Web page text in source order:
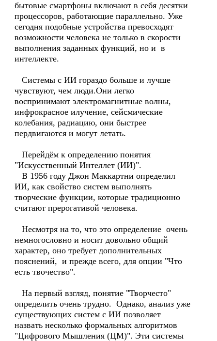
бытовые смартфоны включают в себя десятки
процессоров, работающие параллельно. Уже
сегодня подобные устройства превосходят
возможности человека не только в скорости
выполнения заданных функций, но и в
интеллекте.
Системы с ИИ гораздо больше и лучше
чувствуют, чем люди.Они легко
воспринимают электромагнитные волны,
инфрокрасное илучение, сейсмические
колебания, радиацию, они быстрее
пердвигаются и могут летать.
Перейдём к определению понятия
"Искусственный Интеллет (ИИ)".
В 1956 году Джон Маккартни определил
ИИ, как свойство систем выполнять
творческие функции, которые традиционно
считают прерогативой человека.
Несмотря на то, что это определение очень
немногословно и носит довольно общий
характер, оно требует дополнительных
пояснений, и прежде всего, для опции "Что
есть твочество".
На первый взгляд, понятие "Творчесто"
определить очень трудно. Однако, анализ уже
существующих систем с ИИ позволяет
назвать несколько формальных алгоритмов
"Цифрового Мышления (ЦМ)". Эти системы